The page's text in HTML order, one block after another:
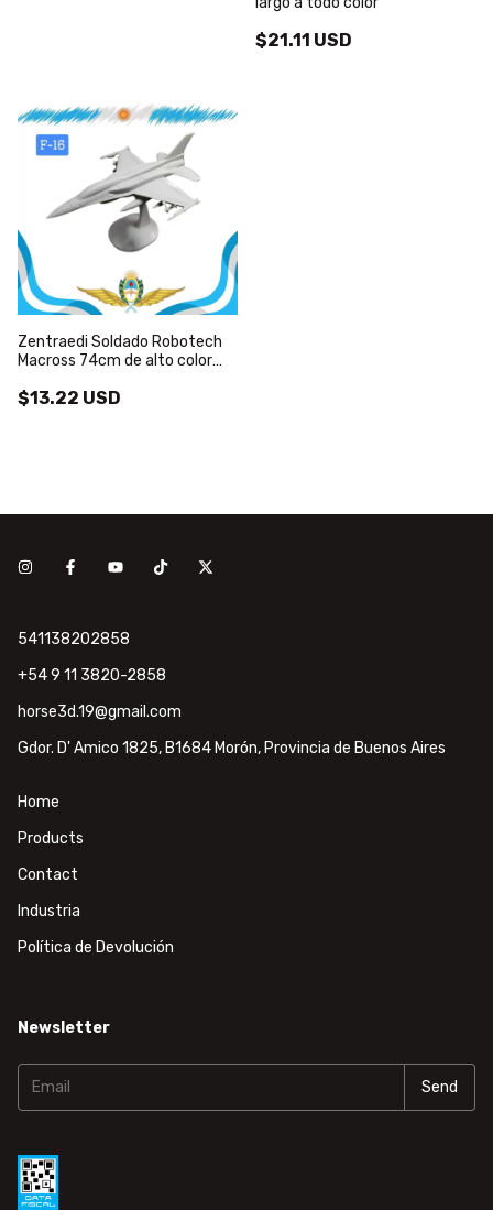
$21.11 USD
Zentraedi Soldado Robotech
Macross 74cm de alto color
$13.22 USD
541138202858
+54 9 11 3820-2858
horse3d.19@gmail.com
Gdor. D' Amico 1825, B1684 Morón, Provincia de Buenos Aires
Home
Products
Contact
Industria
Política de Devolución
Newsletter